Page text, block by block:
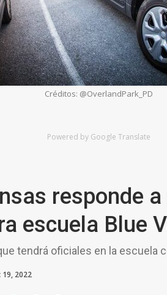
Créditos: @OverlandPark_PD
Powered by Google Translate
responde
escuela Blue
tendrá oficiales en la escuela
19, 2022